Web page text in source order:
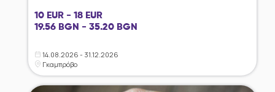
10 EUR - 18 EUR
19.56 BGN - 35.20 BGN
14.08.2026 - 31.12.2026
Γκαμπρόβο